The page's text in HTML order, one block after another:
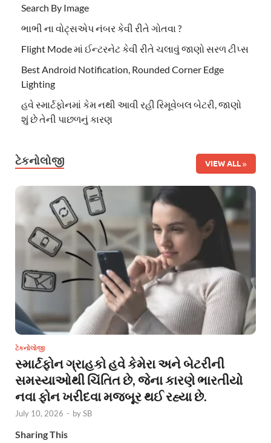
Search By Image
ભાભી ના વોટ્સએપ નંબર કેવી રીતે ગોતવા ?
Flight Mode માં ઈન્ટરનેટ કેવી રીતે ચલાવું જાણો સરળ ટીપ્સ
Best Android Notification, Rounded Corner Edge
Lighting
હવે સ્માર્ટફોનમાં કેમ નથી આવી રહી રિમૂવેબલ બેટરી, જાણો
શું છે તેની પાછળનું કારણ
ટેકનોલોજી VIEW ALL
ટેકનોલોજી
સ્માર્ટફોન ગ્રાહકો હવે કેમેરા અને બેટરીની
સમસ્યાઓથી ચિંતિત છે, જેના કારણે ભારતીયો
નવા ફોન ખરીદવા મજબૂર થઈ રહ્યા છે.
July 10, 2026 - bySB
Sharing This